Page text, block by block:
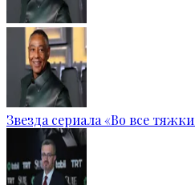
Звезда сериала «Во все